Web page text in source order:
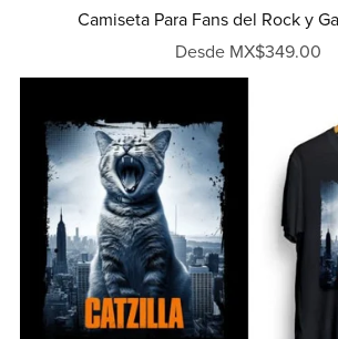
Camiseta Para Fans del Rock y
Desde MX$349.00